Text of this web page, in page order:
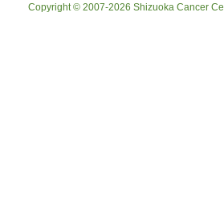
Copyright © 2007-2026 Shizuoka Cancer